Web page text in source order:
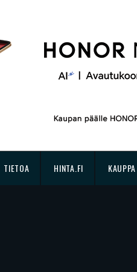
TIETOA HINTA.FI KAUPPA